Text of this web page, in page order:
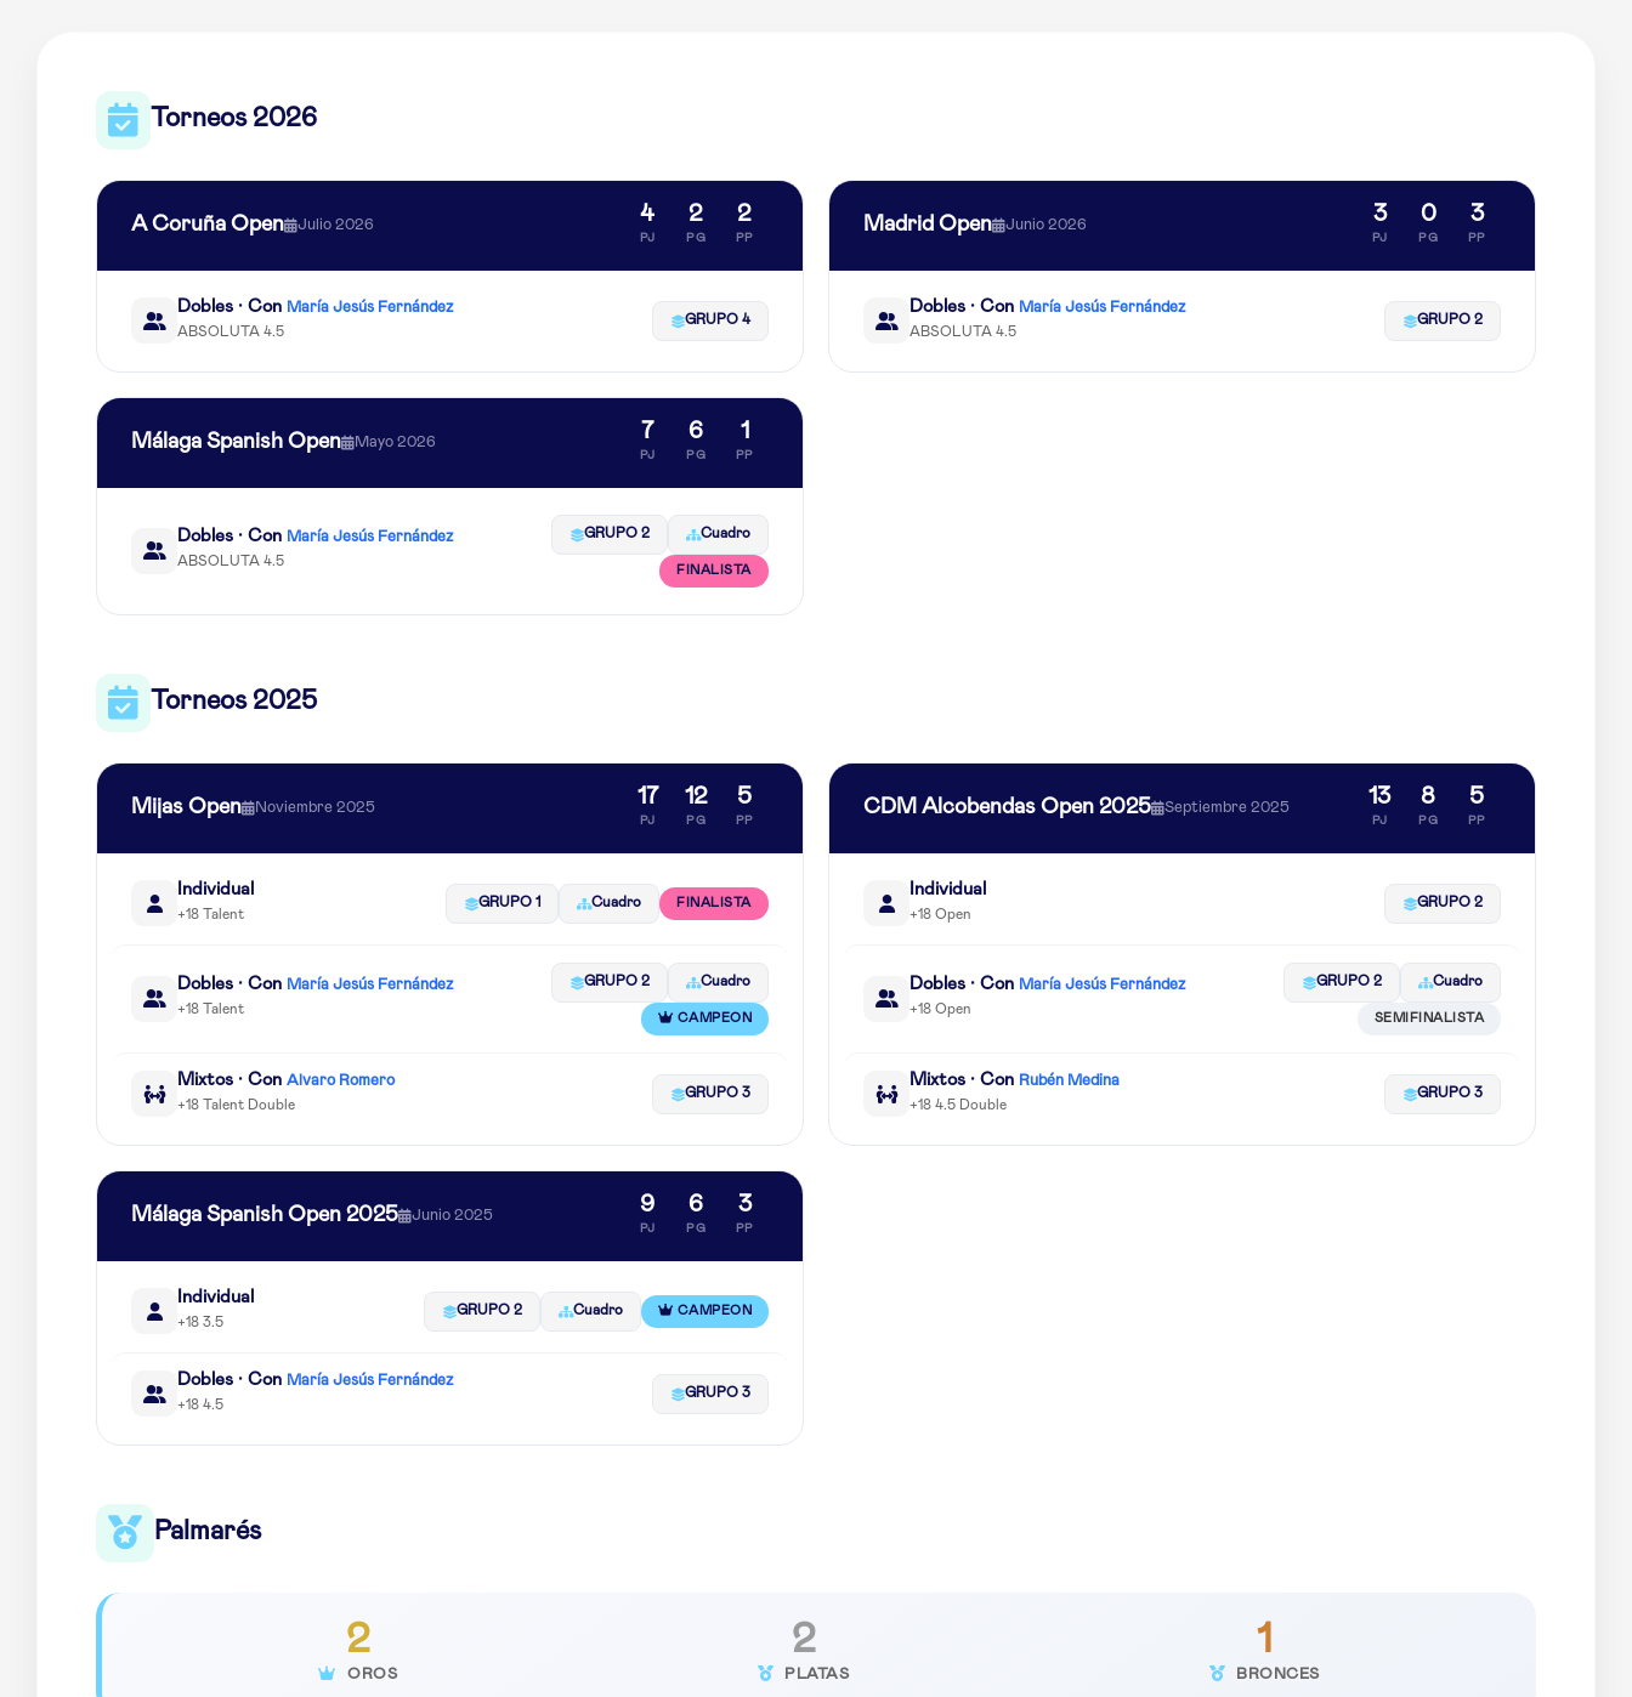
Torneos 2026
A Coruña Open Julio 2026 4
PJ
2
PG
2
PP
Dobles · Con María Jesús Fernández
ABSOLUTA 4.5
GRUPO 4
Madrid Open Junio 2026 3
PJ
0
PG
3
PP
Dobles · Con María Jesús Fernández
ABSOLUTA 4.5
GRUPO 2
Málaga Spanish Open Mayo 2026 7
PJ
6
PG
1
PP
Dobles · Con María Jesús Fernández
ABSOLUTA 4.5
GRUPO 2 Cuadro
FINALISTA
Torneos 2025
Mijas Open Noviembre 2025 17
PJ
12
PG
5
PP
Individual
+18 Talent
GRUPO 1 Cuadro FINALISTA
Dobles · Con María Jesús Fernández
+18 Talent
GRUPO 2 Cuadro
CAMPEON
Mixtos · Con Alvaro Romero
+18 Talent Double
GRUPO 3
CDM Alcobendas Open 2025 Septiembre 2025 13
PJ
8
PG
5
PP
Individual
+18 Open
GRUPO 2
Dobles · Con María Jesús Fernández
+18 Open
GRUPO 2 Cuadro
SEMIFINALISTA
Mixtos · Con Rubén Medina
+18 4.5 Double
GRUPO 3
Málaga Spanish Open 2025 Junio 2025 9
PJ
6
PG
3
PP
Individual
+18 3.5
GRUPO 2 Cuadro CAMPEON
Dobles · Con María Jesús Fernández
+18 4.5
GRUPO 3
Palmarés
2
OROS
2
PLATAS
1
BRONCES